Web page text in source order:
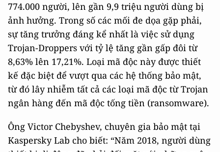
774.000 người, lên gần 9,9 triệu người dùng bị
ảnh hưởng. Trong số các mối đe dọa gặp phải,
sự tăng trưởng đáng kể nhất là việc sử dụng
Trojan-Droppers với tỷ lệ tăng gần gấp đôi từ
8,63% lên 17,21%. Loại mã độc này được thiết
kế đặc biệt để vượt qua các hệ thống bảo mật,
từ đó lây nhiễm tất cả các loại mã độc từ Trojan
ngân hàng đến mã độc tống tiền (ransomware).
Ông Victor Chebyshev, chuyên gia bảo mật tại
Kaspersky Lab cho biết: “Năm 2018, người dùng